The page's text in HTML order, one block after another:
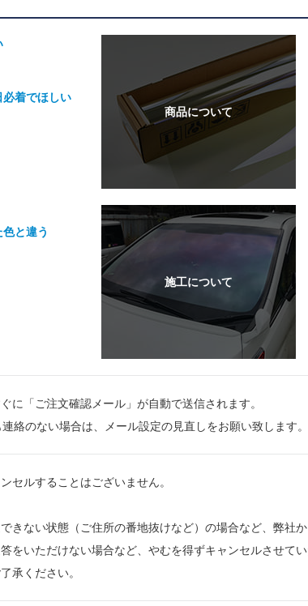
着でほしい
と違う
に「ご注文確認メール」が自動で送信されます。
絡のない場合は、メール設定の見直しをお願い致します。
セルすることはございません。
きない状態（ご住所の番地抜けなど）の場合など、弊社
をいただけない場合など、やむを得ずキャンセルさせてい
承ください。